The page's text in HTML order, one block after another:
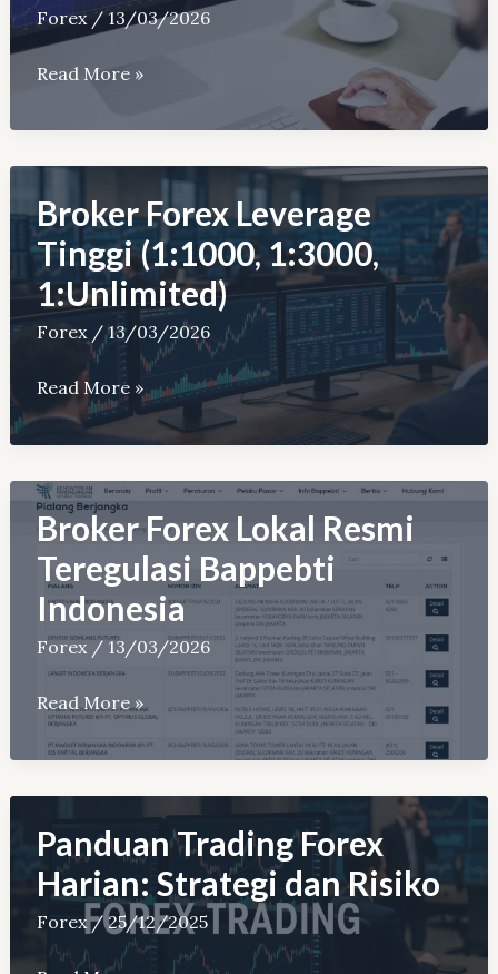
Forex/ 13/03/2026
Waktu
Jam
Trading
Forex
Terbaik
untuk
Trader
Indonesia
Read More »
Broker Forex Leverage
Tinggi (1:1000, 1:3000,
1:Unlimited)
Forex/13/03/2026
Broker
Forex
Leverage
Tinggi
(1:1000,
1:3000,
1:Unlimited)
Read More »
Broker Forex Lokal Resmi
Teregulasi Bappebti
Indonesia
Forex/ 13/03/2026
Broker
Forex
Lokal
Resmi
Teregulasi
Bappebti
Indonesia
Read More »
Panduan Trading Forex
Harian: Strategi dan Risiko
Forex/ 25/12/2025